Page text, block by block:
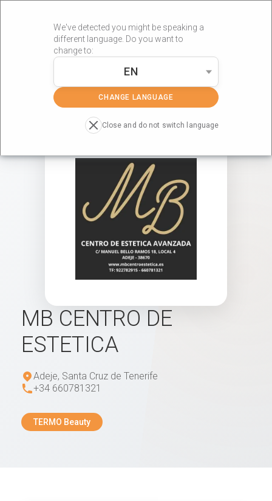
We've detected you might be speaking a
different language. Do you want to
change to:
EN
CHANGE LANGUAGE
Close and do not switch language
»
MB CENTRO DE
ESTETICA
Adeje, Santa Cruz de Tenerife
+34 660781321
TERMO Beauty